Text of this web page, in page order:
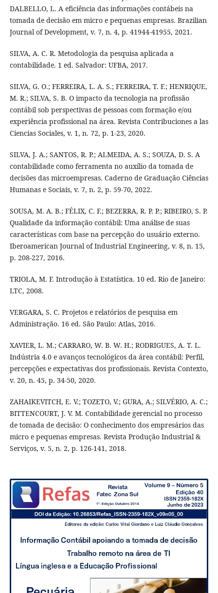
DALBELLO, L. A eficiência das informações contábeis na
tomada de decisão em micro e pequenas empresas. Brazilian
Journal of Development, v. 7, n. 4, p. 41944-41955, 2021.
SILVA, A. C. R. Metodologia da pesquisa aplicada a
contabilidade. 1 ed. Salvador: UFBA, 2017.
SILVA, G. O.; FERREIRA, L. A. S.; FERREIRA, T. F.; HENRIQUE,
M. R.; SILVA, S. B. O impacto da tecnologia na profissão
contábil sob perspectivas de pessoas com formação e/ou
experiência profissional na área. Revista Contribuciones a las
Ciencias Sociales, v. 1, n. 72, p. 1-23, 2020.
SILVA, J. A.; SANTOS, R. P.; ALMEIDA, A. S.; SOUZA, D. S. A
contabilidade como ferramenta no auxílio da tomada de
decisões das microempresas. Caderno de Graduação Ciências
Humanas e Sociais, v. 7, n. 2, p. 59-70, 2022.
SOUSA, M. A. B.; FÉLIX, C. F.; BEZERRA, R. P. P.; RIBEIRO, S. P.
Qualidade da informação contábil: Uma análise de suas
características com base na percepção do usuário externo.
Iberoamerican Journal of Industrial Engineering, v. 8, n. 15,
p. 208-227, 2016.
TRIOLA, M. F. Introdução à Estatística. 10 ed. Rio de Janeiro:
LTC, 2008.
VERGARA, S. C. Projetos e relatórios de pesquisa em
Administração. 16 ed. São Paulo: Atlas, 2016.
XAVIER, L. M.; CARRARO, W. B. W. H.; RODRIGUES, A. T. L.
Indústria 4.0 e avanços tecnológicos da área contábil: Perfil,
percepções e expectativas dos profissionais. Revista Contexto,
v. 20, n. 45, p. 34-50, 2020.
ZAHAIKEVITCH, E. V.; TOZETO, V.; GURA, A.; SILVÉRIO, A. C.;
BITTENCOURT, J. V. M. Contabilidade gerencial no processo
de tomada de decisão: O conhecimento dos empresários das
micro e pequenas empresas. Revista Produção Industrial &
Serviços, v. 5, n. 2, p. 126-141, 2018.